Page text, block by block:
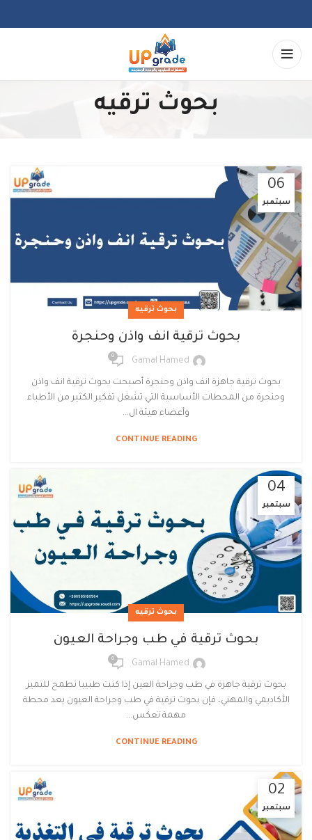
بحوث ترقيه
06
سبتمبر
بحوث ترقيه
بحوث ترقية انف واذن وحنجرة
Gamal Hamed
0
بحوث ترقية جاهزة انف واذن وحنجرة أصبحت بحوث ترقية انف واذن
وحنجرة من المحطات الأساسية التي تشغل تفكير الكثير من الأطباء
وأعضاء هيئة ال...
CONTINUE READING
04
سبتمبر
بحوث ترقيه
بحوث ترقية في طب وجراحة العيون
Gamal Hamed
0
بحوث ترقية جاهزة في طب وجراحة العين إذا كنت طبيبا تطمح للتميز
الأكاديمي والمهني، فإن بحوث ترقية في طب وجراحة العيون يعد محطة
مهمة تعكس...
CONTINUE READING
02
سبتمبر